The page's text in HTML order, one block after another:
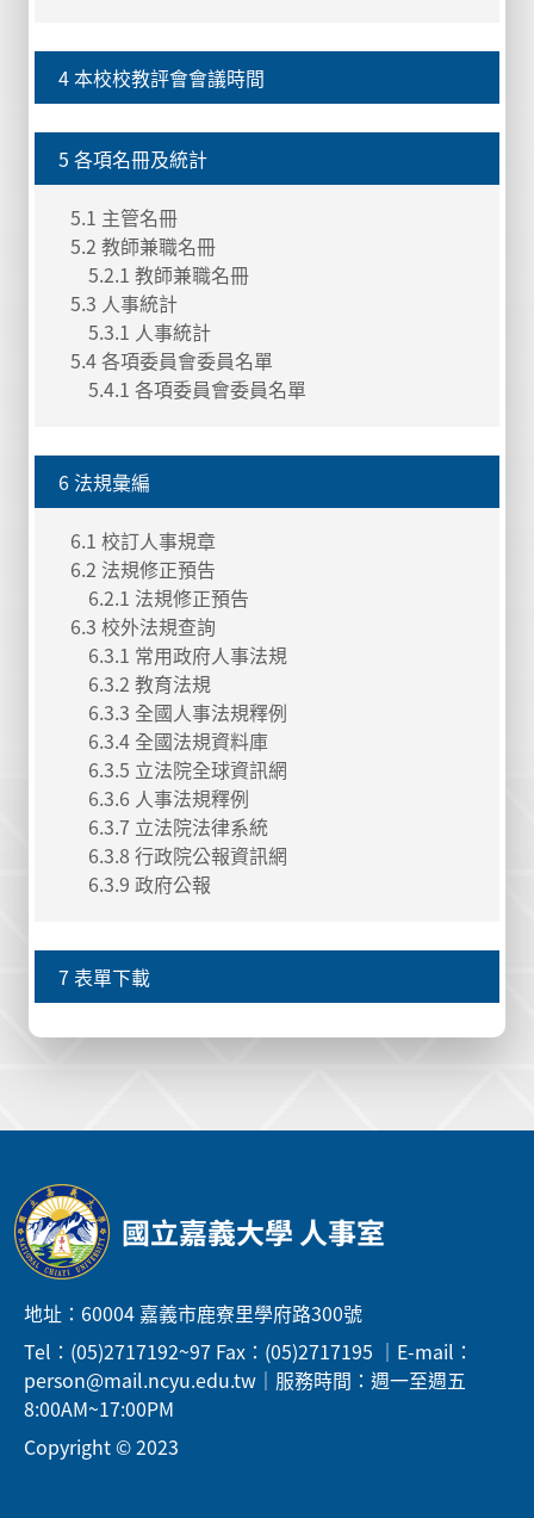
4 本校校教評會會議時間
5 各項名冊及統計
5.1 主管名冊
5.2 教師兼職名冊
5.2.1 教師兼職名冊
5.3 人事統計
5.3.1 人事統計
5.4 各項委員會委員名單
5.4.1 各項委員會委員名單
6 法規彙編
6.1 校訂人事規章
6.2 法規修正預告
6.2.1 法規修正預告
6.3 校外法規查詢
6.3.1 常用政府人事法規
6.3.2 教育法規
6.3.3 全國人事法規釋例
6.3.4 全國法規資料庫
6.3.5 立法院全球資訊網
6.3.6 人事法規釋例
6.3.7 立法院法律系統
6.3.8 行政院公報資訊網
6.3.9 政府公報
7 表單下載
國立嘉義大學 人事室
地址：60004 嘉義市鹿寮里學府路300號
Tel：(05)2717192~97 Fax：(05)2717195 ｜E-mail：
person@mail.ncyu.edu.tw｜服務時間：週一至週五
8:00AM~17:00PM
Copyright © 2023